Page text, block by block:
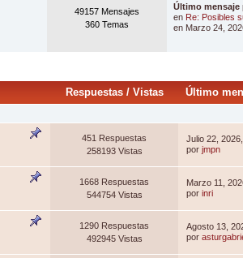
49157 Mensajes
360 Temas
Último mensaje
en Re: Posibles
en Marzo 24,
Respuestas/ Vistas Último
451 Respuestas
258193 Vistas
Julio 22,
porjmpn
1668 Respuestas
544754 Vistas
Marzo 11,
porinri
1290 Respuestas
492945 Vistas
Agosto 13,
por